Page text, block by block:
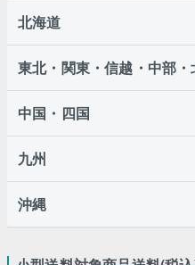
北海道
東北・関東・信越・中部
中国・四国
九州
沖縄